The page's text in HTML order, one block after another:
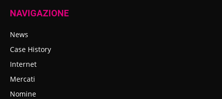
NAVIGAZIONE
News
Case History
Internet
Mercati
Nomine